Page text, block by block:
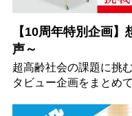
【10周年特別企画
声～
超高齢社会の課題に挑
タビュー企画をまとめ